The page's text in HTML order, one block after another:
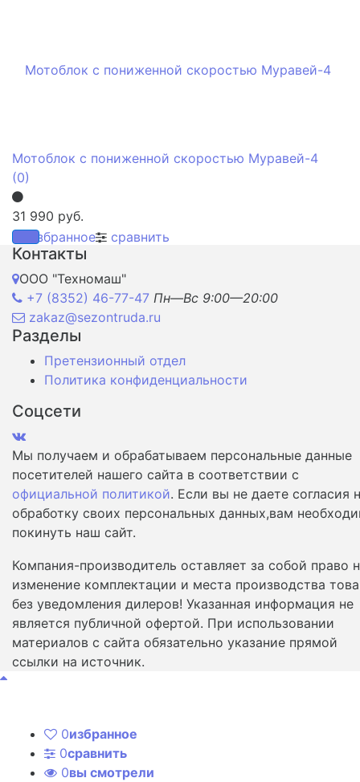
избранное сравнить
Мотоблок с пониженной скоростью Муравей-4
(0)
31 990 руб.
Контакты
ООО "Техномаш"
+7 (8352) 46-77-47 Пн—Вс 9:00—20:00
zakaz@sezontruda.ru
Разделы
Претензионный отдел
Политика конфиденциальности
Соцсети
Мы получаем и обрабатываем персональные данные
посетителей нашего сайта в соответствии с
официальной политикой. Если вы не даете согласия
обработку своих персональных данных,вам
покинуть наш сайт.
Компания-производитель оставляет за собой право
изменение комплектации и места производства
без уведомления дилеров! Указанная информация не
является публичной офертой. При использовании
материалов с сайта обязательно указание прямой
ссылки на источник.
0избранное
0сравнить
0вы смотрели